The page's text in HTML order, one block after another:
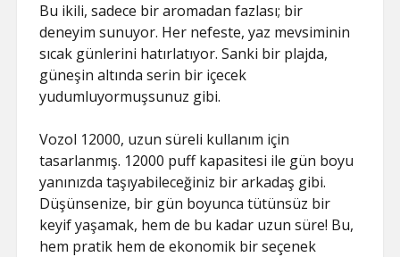
Bu ikili, sadece bir aromadan fazlası; bir
deneyim sunuyor. Her nefeste, yaz mevsiminin
sıcak günlerini hatırlatıyor. Sanki bir plajda,
güneşin altında serin bir içecek
yudumluyormuşsunuz gibi.
Vozol 12000, uzun süreli kullanım için
tasarlanmış. 12000 puff kapasitesi ile gün boyu
yanınızda taşıyabileceğiniz bir arkadaş gibi.
Düşünsenize, bir gün boyunca tütünsüz bir
keyif yaşamak, hem de bu kadar uzun süre! Bu,
hem pratik hem de ekonomik bir seçenek